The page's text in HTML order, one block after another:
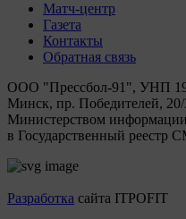
Матч-центр
Газета
Контакты
Обратная связь
ООО "Прессбол-91", УНП
Минск, пр. Победителей, 20/
Министерством
в Государственный реестр
Разработка сайта ITPOFIT